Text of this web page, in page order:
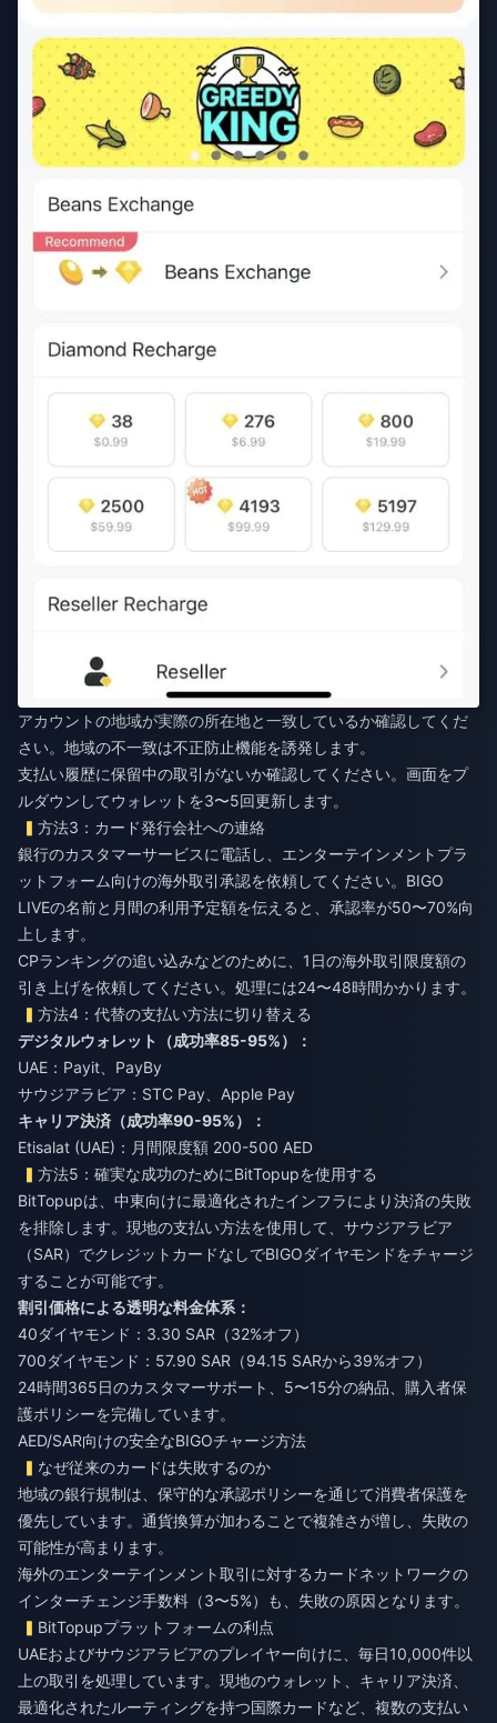
アカウントの地域が実際の所在地と一致しているか確認してくだ
さい。地域の不一致は不正防止機能を誘発します。
支払い履歴に保留中の取引がないか確認してください。画面をプ
ルダウンしてウォレットを3〜5回更新します。
方法3：カード発行会社への連絡
銀行のカスタマーサービスに電話し、エンターテインメントプラ
ットフォーム向けの海外取引承認を依頼してください。BIGO
LIVEの名前と月間の利用予定額を伝えると、承認率が50〜70%向
上します。
CPランキングの追い込みなどのために、1日の海外取引限度額の
引き上げを依頼してください。処理には24〜48時間かかります。
方法4：代替の支払い方法に切り替える
デジタルウォレット（成功率85-95%）：
UAE：Payit、PayBy
サウジアラビア：STC Pay、Apple Pay
キャリア決済（成功率90-95%）：
Etisalat (UAE)：月間限度額 200-500 AED
方法5：確実な成功のためにBitTopupを使用する
BitTopupは、中東向けに最適化されたインフラにより決済の失敗
を排除します。現地の支払い方法を使用して、 サウジアラビア
（SAR）でクレジットカードなしでBIGOダイヤモンドをチャージ
することが可能です。
割引価格による透明な料金体系：
40ダイヤモンド：3.30 SAR（32%オフ）
700ダイヤモンド：57.90 SAR（94.15 SARから39%オフ）
24時間365日のカスタマーサポート、5〜15分の納品、購入者保
護ポリシーを完備しています。
AED/SAR向けの安全なBIGOチャージ方法
なぜ従来のカードは失敗するのか
地域の銀行規制は、保守的な承認ポリシーを通じて消費者保護を
優先しています。通貨換算が加わることで複雑さが増し、失敗の
可能性が高まります。
海外のエンターテインメント取引に対するカードネットワークの
インターチェンジ手数料（3〜5%）も、失敗の原因となります。
BitTopupプラットフォームの利点
UAEおよびサウジアラビアのプレイヤー向けに、毎日10,000件以
上の取引を処理しています。現地のウォレット、キャリア決済、
最適化されたルーティングを持つ国際カードなど、複数の支払い